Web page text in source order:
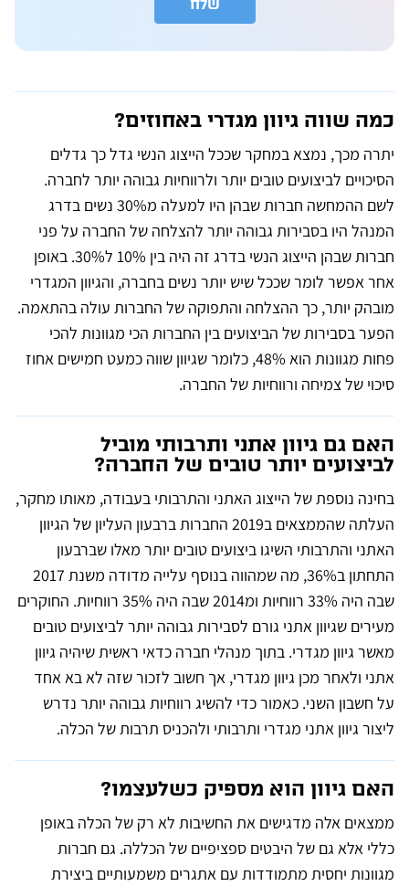
שלח
r
כמה שווה גיוון מגדרי באחוזים?
יתרה מכך, נמצא במחקר שככל הייצוג הנשי גדל כך גדלים
הסיכויים לביצועים טובים יותר ולרווחיות גבוהה יותר לחברה.
לשם ההמחשה חברות שבהן היו למעלה מ30% נשים בדרג
המנהל היו בסבירות גבוהה יותר להצלחה של החברה על פני
חברות שבהן הייצוג הנשי בדרג זה היה בין 10% ל30%. באופן
אחר אפשר לומר שככל שיש יותר נשים בחברה, והגיוון המגדרי
מובהק יותר, כך ההצלחה והתפוקה של החברות עולה בהתאמה.
הפער בסבירות של הביצועים בין החברות הכי מגוונות להכי
פחות מגוונות הוא 48%, כלומר שגיוון שווה כמעט חמישים אחוז
סיכוי של צמיחה ורווחיות של החברה.
האם גם גיוון אתני ותרבותי מוביל
לביצועים יותר טובים של החברה?
בחינה נוספת של הייצוג האתני והתרבותי בעבודה, מאותו מחקר,
העלתה שהממצאים ב2019 החברות ברבעון העליון של הגיוון
האתני והתרבותי השיגו ביצועים טובים יותר מאלו שברבעון
התחתון ב36%, מה שמהווה בנוסף עלייה מדודה משנת 2017
שבה היה 33% רווחיות ומ2014 שבה היה 35% רווחיות. החוקרים
מעירים שגיוון אתני גורם לסבירות גבוהה יותר לביצועים טובים
מאשר גיוון מגדרי. בתוך מנהלי חברה כדאי ראשית שיהיה גיוון
אתני ולאחר מכן גיוון מגדרי, אך חשוב לזכור שזה לא בא אחד
על חשבון השני. כאמור כדי להשיג רווחיות גבוהה יותר נדרש
ליצור גיוון אתני מגדרי ותרבותי ולהכניס תרבות של הכלה.
האם גיוון הוא מספיק כשלעצמו?
ממצאים אלה מדגישים את החשיבות לא רק של הכלה באופן
כללי אלא גם של היבטים ספציפיים של הכללה. גם חברות
מגוונות יחסית מתמודדות עם אתגרים משמעותיים ביצירת